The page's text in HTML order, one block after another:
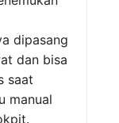
dipasang
dan bisa
saat
manual